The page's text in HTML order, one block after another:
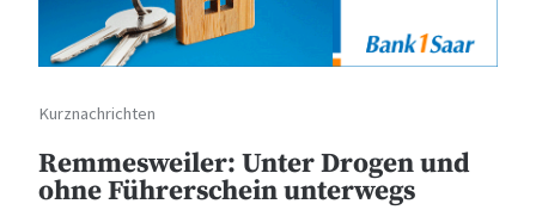
Kurznachrichten
Remmesweiler: Unter Drogen und
ohne Führerschein unterwegs